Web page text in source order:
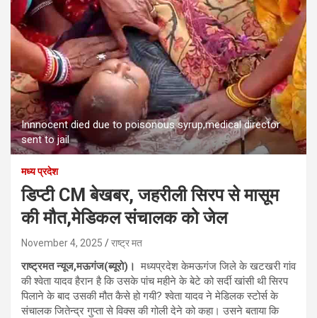
Innnocent died due to poisonous syrup,medical director
sent to jail
मध्य प्रदेश
डिप्टी CM बेखबर, जहरीली सिरप से मासूम
की मौत,मेडिकल संचालक को जेल
November 4, 2025 राष्ट्र मत
राष्ट्रमत न्यूज,मऊगंज(ब्यूरो)। मध्यप्रदेश केमऊगंज जिले के खटखरी गांव
की श्वेता यादव हैरान है कि उसके पांच महीने के बेटे को सर्दी खांसी थी सिरप
पिलाने के बाद उसकी मौत कैसे हो गयी? श्वेता यादव ने मेडिलक स्टोर्स के
संचालक जितेन्द्र गुप्ता से विक्स की गोली देने को कहा। उसने बताया कि